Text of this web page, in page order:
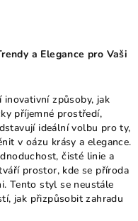
a Elegance pro Vaši
inovativní způsoby, jak
příjemné prostředí,
ideální volbu pro ty,
v oázu krásy a elegance.
čisté linie a
prostor, kde se příroda
Tento styl se neustále
jak přizpůsobit zahradu